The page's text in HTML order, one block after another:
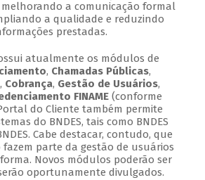
a comunicação formal
a qualidade e reduzindo
prestadas.
atualmente os módulos de
, Chamadas Públicas,
, Cobrança, Gestão de Usuários,
FINAME(conforme
do Cliente também permite
do BNDES, tais como BNDES
Cabe destacar, contudo, que
fazem parte da gestão de usuários
Novos módulos poderão ser
oportunamente divulgados.